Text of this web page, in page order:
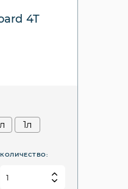
4T
1л
КОЛИЧЕСТВО: